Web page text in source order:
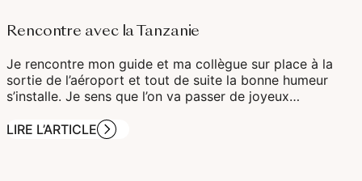
Rencontre avec la Tanzanie
Je rencontre mon guide et ma collègue sur place à la
sortie de l’aéroport et tout de suite la bonne humeur
s’installe. Je sens que l’on va passer de joyeux…
LIRE L’ARTICLE